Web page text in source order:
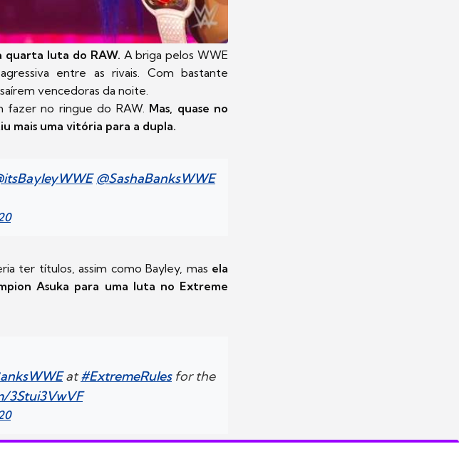
quarta luta do RAW. A briga pelos WWE
entre as rivais. Com bastante
vencedoras da noite.
fazer no ringue do RAW. Mas, quase no
mais uma vitória para a dupla.
@SashaBanksWWE
ter títulos, assim como Bayley, mas ela
Asuka para uma luta no Extreme
at#ExtremeRulesfor the
3Stui3VwVF